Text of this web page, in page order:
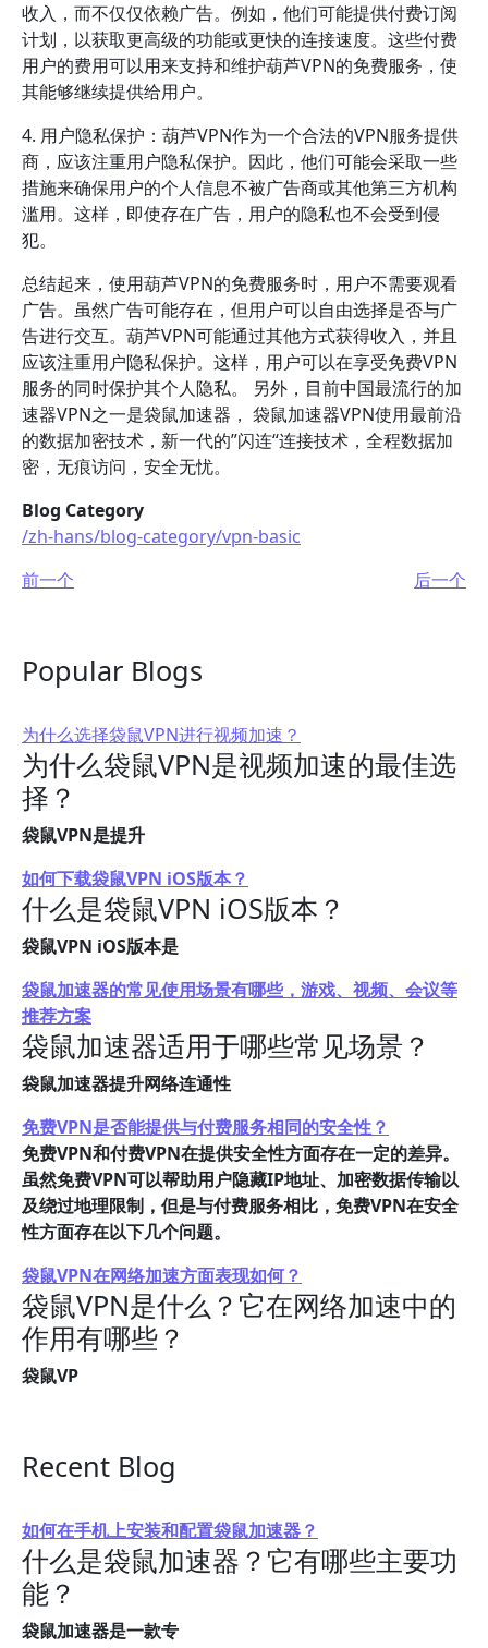
收入，而不仅仅依赖广告。例如，他们可能提供付费订阅
计划，以获取更高级的功能或更快的连接速度。这些付费
用户的费用可以用来支持和维护葫芦VPN的免费服务，使
其能够继续提供给用户。
4. 用户隐私保护：葫芦VPN作为一个合法的VPN服务提供
商，应该注重用户隐私保护。因此，他们可能会采取一些
措施来确保用户的个人信息不被广告商或其他第三方机构
滥用。这样，即使存在广告，用户的隐私也不会受到侵
犯。
总结起来，使用葫芦VPN的免费服务时，用户不需要观看
广告。虽然广告可能存在，但用户可以自由选择是否与广
告进行交互。葫芦VPN可能通过其他方式获得收入，并且
应该注重用户隐私保护。这样，用户可以在享受免费VPN
服务的同时保护其个人隐私。 另外，目前中国最流行的加
速器VPN之一是袋鼠加速器， 袋鼠加速器VPN使用最前沿
的数据加密技术，新一代的”闪连“连接技术，全程数据加
密，无痕访问，安全无忧。
Blog Category
/zh-hans/blog-category/vpn-basic
前一个
后一个
Popular Blogs
为什么选择袋鼠VPN进行视频加速？
为什么袋鼠VPN是视频加速的最佳选
择？
袋鼠VPN是提升
如何下载袋鼠VPN iOS版本？
什么是袋鼠VPN iOS版本？
袋鼠VPN iOS版本是
袋鼠加速器的常见使用场景有哪些，游戏、视频、会议等
推荐方案
袋鼠加速器适用于哪些常见场景？
袋鼠加速器提升网络连通性
免费VPN是否能提供与付费服务相同的安全性？
免费VPN和付费VPN在提供安全性方面存在一定的差异。
虽然免费VPN可以帮助用户隐藏IP地址、加密数据传输以
及绕过地理限制，但是与付费服务相比，免费VPN在安全
性方面存在以下几个问题。
袋鼠VPN在网络加速方面表现如何？
袋鼠VPN是什么？它在网络加速中的
作用有哪些？
袋鼠VP
Recent Blog
如何在手机上安装和配置袋鼠加速器？
什么是袋鼠加速器？它有哪些主要功
能？
袋鼠加速器是一款专